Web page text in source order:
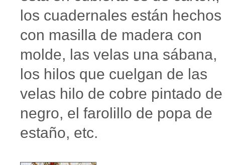
los cuadernales están hechos
con masilla de madera con
molde, las velas una sábana,
los hilos que cuelgan de las
velas hilo de cobre pintado de
negro, el farolillo de popa de
estaño, etc.